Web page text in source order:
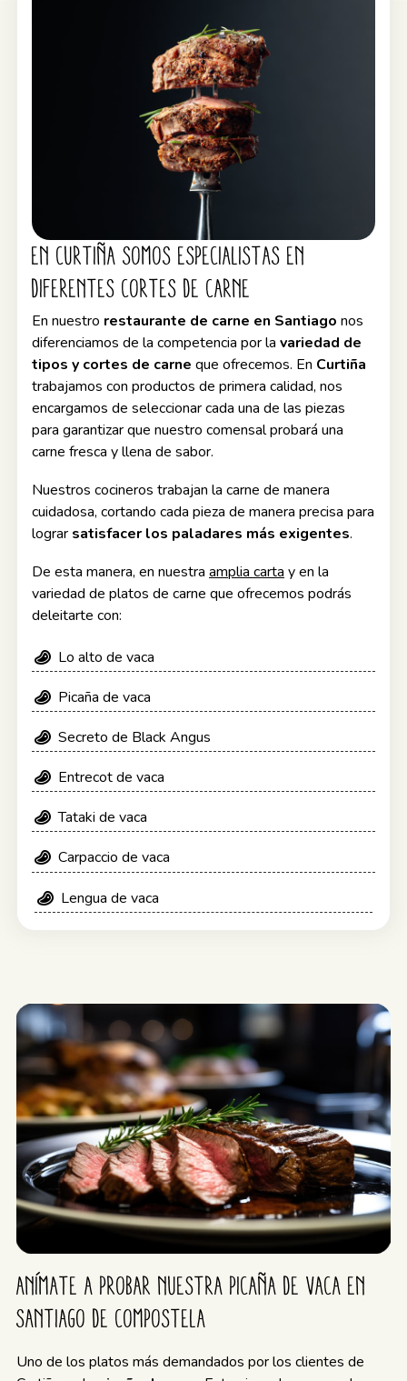
En Curtiña somos especialistas en
diferentes cortes de carne
En nuestro restaurante de carne en Santiago nos
diferenciamos de la competencia por la variedad de
tipos y cortes de carne que ofrecemos. En Curtiña
trabajamos con productos de primera calidad, nos
encargamos de seleccionar cada una de las piezas
para garantizar que nuestro comensal probará una
carne fresca y llena de sabor.
Nuestros cocineros trabajan la carne de manera
cuidadosa, cortando cada pieza de manera precisa para
lograr satisfacer los paladares más exigentes.
De esta manera, en nuestra amplia carta y en la
variedad de platos de carne que ofrecemos podrás
deleitarte con:
Lo alto de vaca
Picaña de vaca
Secreto de Black Angus
Entrecot de vaca
Tataki de vaca
Carpaccio de vaca
Lengua de vaca
Anímate a probar nuestra picaña de vaca en
Santiago de Compostela
Uno de los platos más demandados por los clientes de